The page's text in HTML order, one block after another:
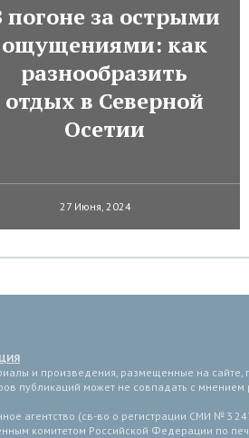
погоне за острыми
ощущениями: как
разнообразить
отдых в Северной
Осетии
27 Июня, 2024
и произведения, размещенные на сайте,
публикаций может не совпадать с мнением
агентство (св-во о регистрации СМИ № 3
комитетом Российской Федерации по